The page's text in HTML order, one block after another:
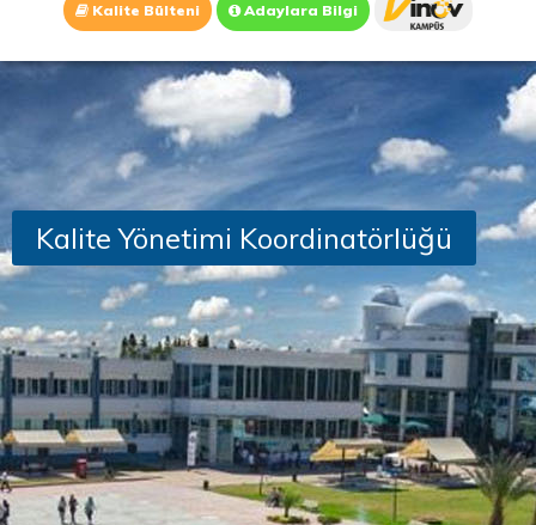
Kalite Bülteni Adaylara Bilgi
Kalite Yönetimi Koordinatörlüğü